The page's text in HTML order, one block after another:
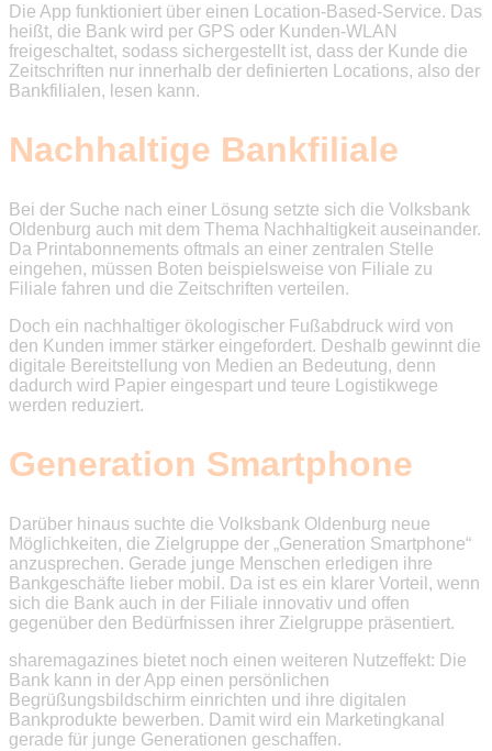
Die App funktioniert über einen Location-Based-Service. Das
heißt, die Bank wird per GPS oder Kunden-WLAN
freigeschaltet, sodass sichergestellt ist, dass der Kunde die
Zeitschriften nur innerhalb der definierten Locations, also der
Bankfilialen, lesen kann.
Nachhaltige Bankfiliale
Bei der Suche nach einer Lösung setzte sich die Volksbank
Oldenburg auch mit dem Thema Nachhaltigkeit auseinander.
Da Printabonnements oftmals an einer zentralen Stelle
eingehen, müssen Boten beispielsweise von Filiale zu
Filiale fahren und die Zeitschriften verteilen.
Doch ein nachhaltiger ökologischer Fußabdruck wird von
den Kunden immer stärker eingefordert. Deshalb gewinnt die
digitale Bereitstellung von Medien an Bedeutung, denn
dadurch wird Papier eingespart und teure Logistikwege
werden reduziert.
Generation Smartphone
Darüber hinaus suchte die Volksbank Oldenburg neue
Möglichkeiten, die Zielgruppe der „Generation Smartphone“
anzusprechen. Gerade junge Menschen erledigen ihre
Bankgeschäfte lieber mobil. Da ist es ein klarer Vorteil, wenn
sich die Bank auch in der Filiale innovativ und offen
gegenüber den Bedürfnissen ihrer Zielgruppe präsentiert.
sharemagazines bietet noch einen weiteren Nutzeffekt: Die
Bank kann in der App einen persönlichen
Begrüßungsbildschirm einrichten und ihre digitalen
Bankprodukte bewerben. Damit wird ein Marketingkanal
gerade für junge Generationen geschaffen.